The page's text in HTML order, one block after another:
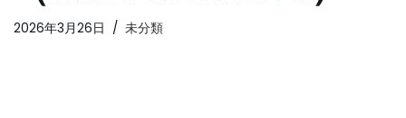
2026年3月26日 未分類